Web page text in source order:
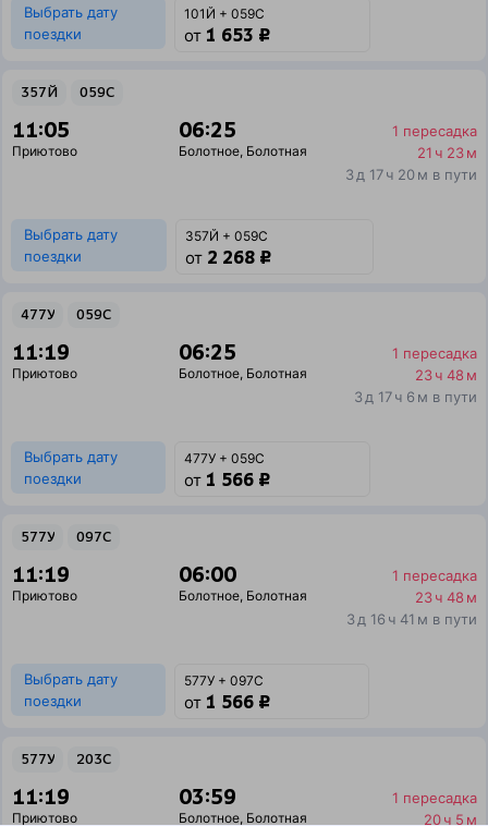
Выбрать дату
поездки
101Й + 059С
от 1 653 ₽
357Й 059С
11:05
Приютово
06:25
Болотное, Болотная
1 пересадка
21 ч 23 м
3 д 17 ч 20 м в пути
Выбрать дату
поездки
357Й + 059С
от 2 268 ₽
477У 059С
11:19
Приютово
06:25
Болотное, Болотная
1 пересадка
23 ч 48 м
3 д 17 ч 6 м в пути
Выбрать дату
поездки
477У + 059С
от 1 566 ₽
577У 097С
11:19
Приютово
06:00
Болотное, Болотная
1 пересадка
23 ч 48 м
3 д 16 ч 41 м в пути
Выбрать дату
поездки
577У + 097С
от 1 566 ₽
577У 203С
11:19
Приютово
03:59
Болотное, Болотная
1 пересадка
20 ч 5 м